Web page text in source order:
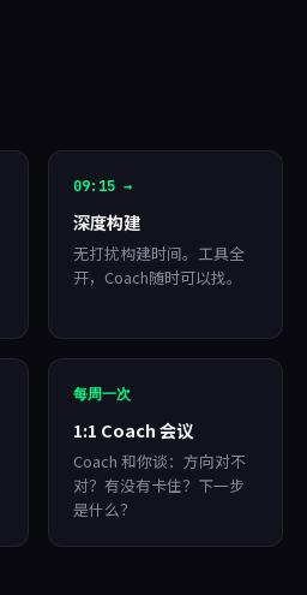
09:15 →
深度构建
无打扰构建时间。工具全
开，Coach随时可以找。
每周一次
1:1 Coach 会议
Coach 和你谈：方向对不
对？有没有卡住？下一步
是什么？